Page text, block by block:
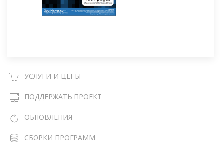
УСЛУГИ И ЦЕНЫ
ПОДДЕРЖАТЬ ПРОЕКТ
ОБНОВЛЕНИЯ
СБОРКИ ПРОГРАММ